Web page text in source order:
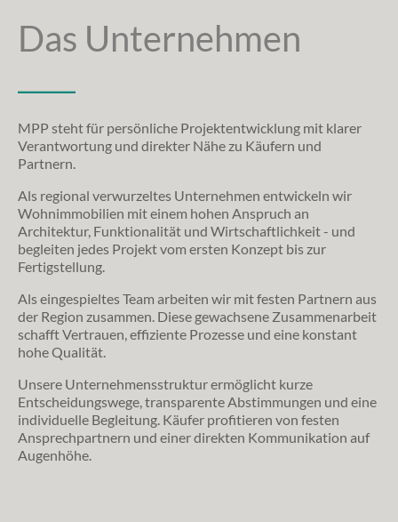
Das Unternehmen
MPP steht für persönliche Projektentwicklung mit klarer
Verantwortung und direkter Nähe zu Käufern und
Partnern.
Als regional verwurzeltes Unternehmen entwickeln wir
Wohnimmobilien mit einem hohen Anspruch an
Architektur, Funktionalität und Wirtschaftlichkeit - und
begleiten jedes Projekt vom ersten Konzept bis zur
Fertigstellung.
Als eingespieltes Team arbeiten wir mit festen Partnern aus
der Region zusammen. Diese gewachsene Zusammenarbeit
schafft Vertrauen, effiziente Prozesse und eine konstant
hohe Qualität.
Unsere Unternehmensstruktur ermöglicht kurze
Entscheidungswege, transparente Abstimmungen und eine
individuelle Begleitung. Käufer profitieren von festen
Ansprechpartnern und einer direkten Kommunikation auf
Augenhöhe.